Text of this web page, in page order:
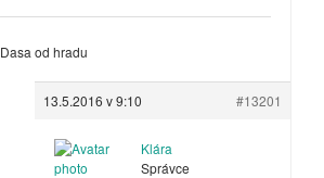
Dasa od hradu
13.5.2016 v 9:10 #13201
Klára
Správce